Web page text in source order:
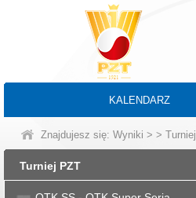
KALENDARZ
Znajdujesz się: Wyniki > > Turniej
Turniej PZT